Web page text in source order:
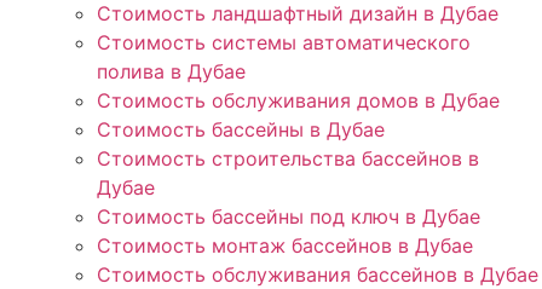
Стоимость ландшафтный дизайн в Дубае
Стоимость системы автоматического
полива в Дубае
Стоимость обслуживания домов в Дубае
Стоимость бассейны в Дубае
Стоимость строительства бассейнов в
Дубае
Стоимость бассейны под ключ в Дубае
Стоимость монтаж бассейнов в Дубае
Стоимость обслуживания бассейнов в Дубае